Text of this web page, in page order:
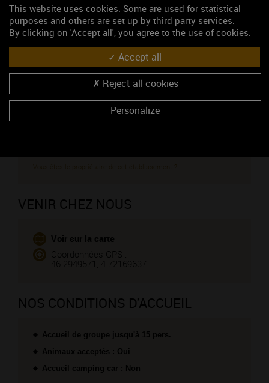
Atelier Nysa
Caveau de dégustation
71960 SOLUTRE-POUILLY
Madame Thomas Valerie
03 85 35 16 28
http://www.ateliernysa.com
VENIR CHEZ NOUS
Voir sur la carte
Coordonnées GPS :
46.2949571, 4.72169637
NOS CONDITIONS D'ACCUEIL
Accueil de groupe jusqu'à 15 pers.
Animaux acceptés : Oui
Accueil camping car : Non
This website uses cookies. Some are used for statistical
purposes and others are set up by third party services.
By clicking on 'Accept all', you agree to the use of cookies.
Accept all
Reject all cookies
Personalize